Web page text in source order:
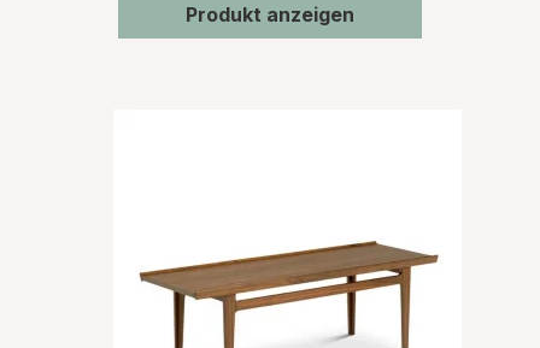
Produkt anzeigen